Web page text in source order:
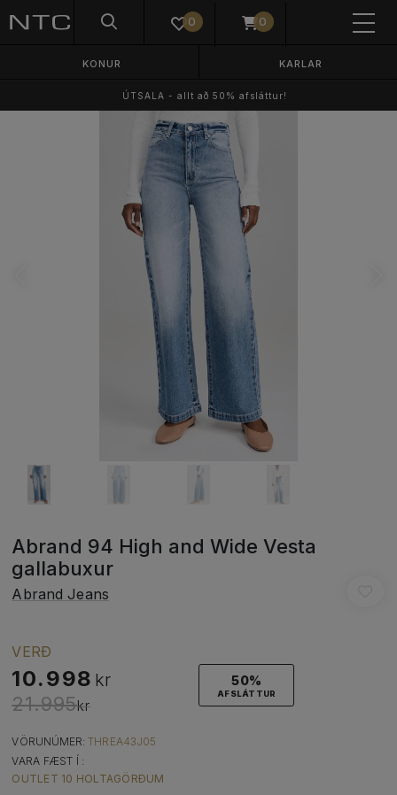
0 0
KONUR KARLAR
ÚTSALA - allt að 50% afsláttur!
Abrand 94 High and Wide Vesta
gallabuxur
Abrand Jeans
VERÐ
10.998 kr
21.995kr
50%
AFSLÁTTUR
VÖRUNÚMER:THREA43J05
VARA FÆST Í :
OUTLET 10 HOLTAGÖRÐUM